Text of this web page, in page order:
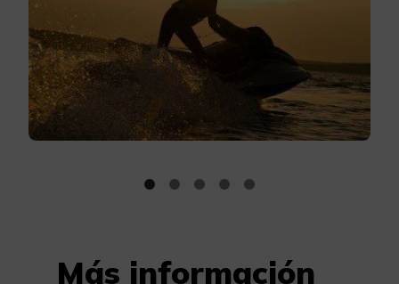
Más información